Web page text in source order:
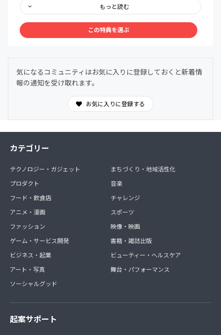
・NICU（新生児集中治療室）のある医療機関等への肌着
の寄贈
・小さく生まれた赤ちゃんのご家族のためのコミュニティ
の運営
【備考欄の入力方法】
備考欄には、以下の内容をご入力ください。
１．お名前（ハンドルネーム可）
２．掲載用のお名前／団体名（名前掲載を希望する場合の
３．応援メッセージ
４．肌着の寄贈先のご希望
※１は必須項目です。差し支えなければ、なるべく本名の
記載をお願いいたします。
※応援メッセージは、内容によって掲載できない場合があ
りますのでご了承ください。
【その他】
・寄贈する肌着の種類・サイズ・色はお任せください。
の医療機関様へ問い合わせをさせていただきます。
ご希望者様のお名前は匿名といたしますので、お世話にな
ださい。
（医療機関のご事情によって、残念ながらご希望に沿えな
もっと読む
この特典を選ぶ
気になるコミュニティはお気に入りに登録しておくと新着情
報の通知を受け取れます。
お気に入りに登録する
カテゴリー
テクノロジー・ガジェット
プロダクト
フード・飲食店
アニメ・漫画
ファッション
ゲーム・サービス開発
ビジネス・起業
アート・写真
ソーシャルグッド
まちづくり・地域活性化
音楽
チャレンジ
スポーツ
映像・映画
書籍・雑誌出版
ビューティー・ヘルスケア
舞台・パフォーマンス
起案サポート